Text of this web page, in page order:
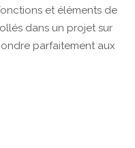
et éléments de
dans un projet sur
parfaitement aux